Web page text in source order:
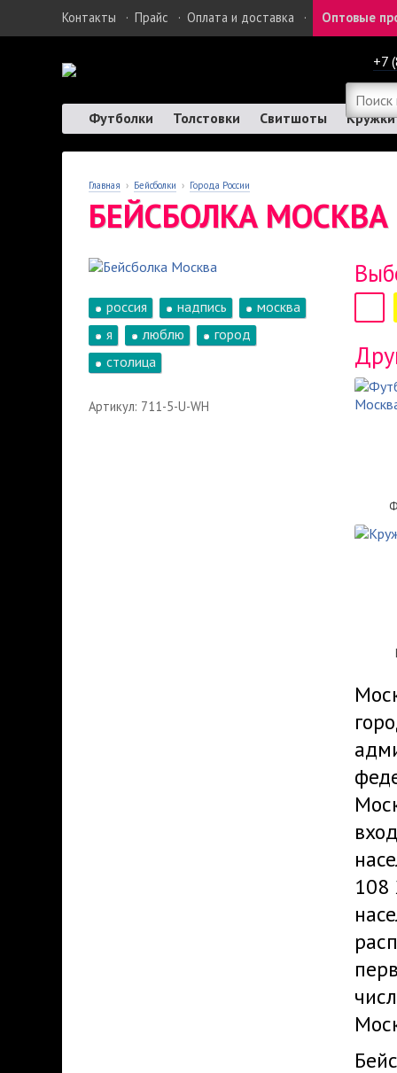
Контакты · Прайс · Оплата и доставка · Оптовые
+7
Футболки Толстовки Свитшоты Кружки
Главная › Бейсболки › Города России
БЕЙСБОЛКА МОСКВА
россия надпись
москва
я
люблю
город
столица
Артикул: 711-5-U-WH
108